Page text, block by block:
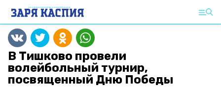
В Тишково провели
волейбольный турнир,
посвященный Дню Победы